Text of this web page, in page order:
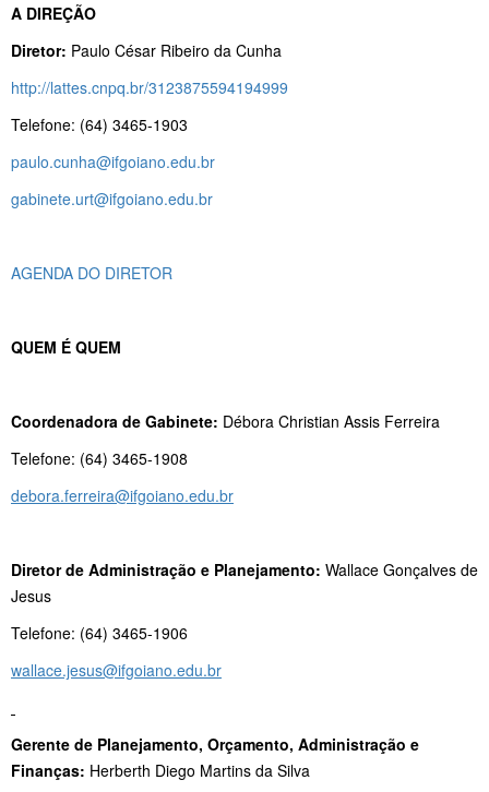
A DIREÇÃO
Diretor: Paulo César Ribeiro da Cunha
http://lattes.cnpq.br/3123875594194999
Telefone: (64) 3465-1903
paulo.cunha@ifgoiano.edu.br
gabinete.urt@ifgoiano.edu.br
AGENDA DO DIRETOR
QUEM É QUEM
Coordenadora de Gabinete: Débora Christian Assis Ferreira
Telefone: (64) 3465-1908
debora.ferreira@ifgoiano.edu.br
Diretor de Administração e Planejamento: Wallace Gonçalves de
Jesus
Telefone: (64) 3465-1906
wallace.jesus@ifgoiano.edu.br
Gerente de Planejamento, Orçamento, Administração e
Finanças: Herberth Diego Martins da Silva